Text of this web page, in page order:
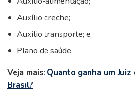
Auxílio creche;
Auxílio transporte; e
Plano de saúde.
Veja mais: Quanto ganha um
Brasil?